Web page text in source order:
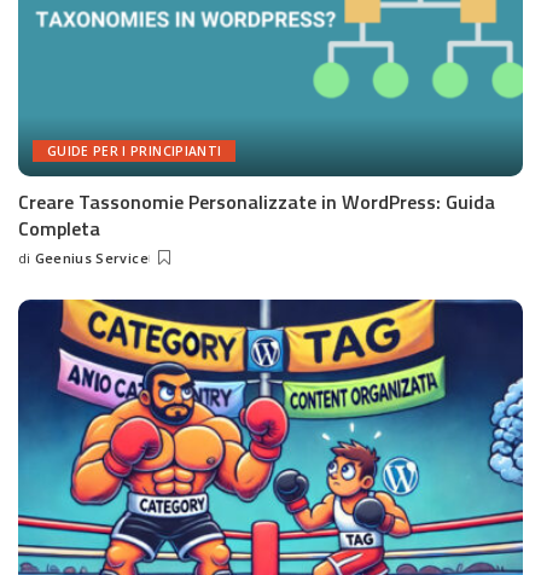
GUIDE PER I PRINCIPIANTI
Creare Tassonomie Personalizzate in WordPress: Guida
Completa
Posted
di Geenius Service